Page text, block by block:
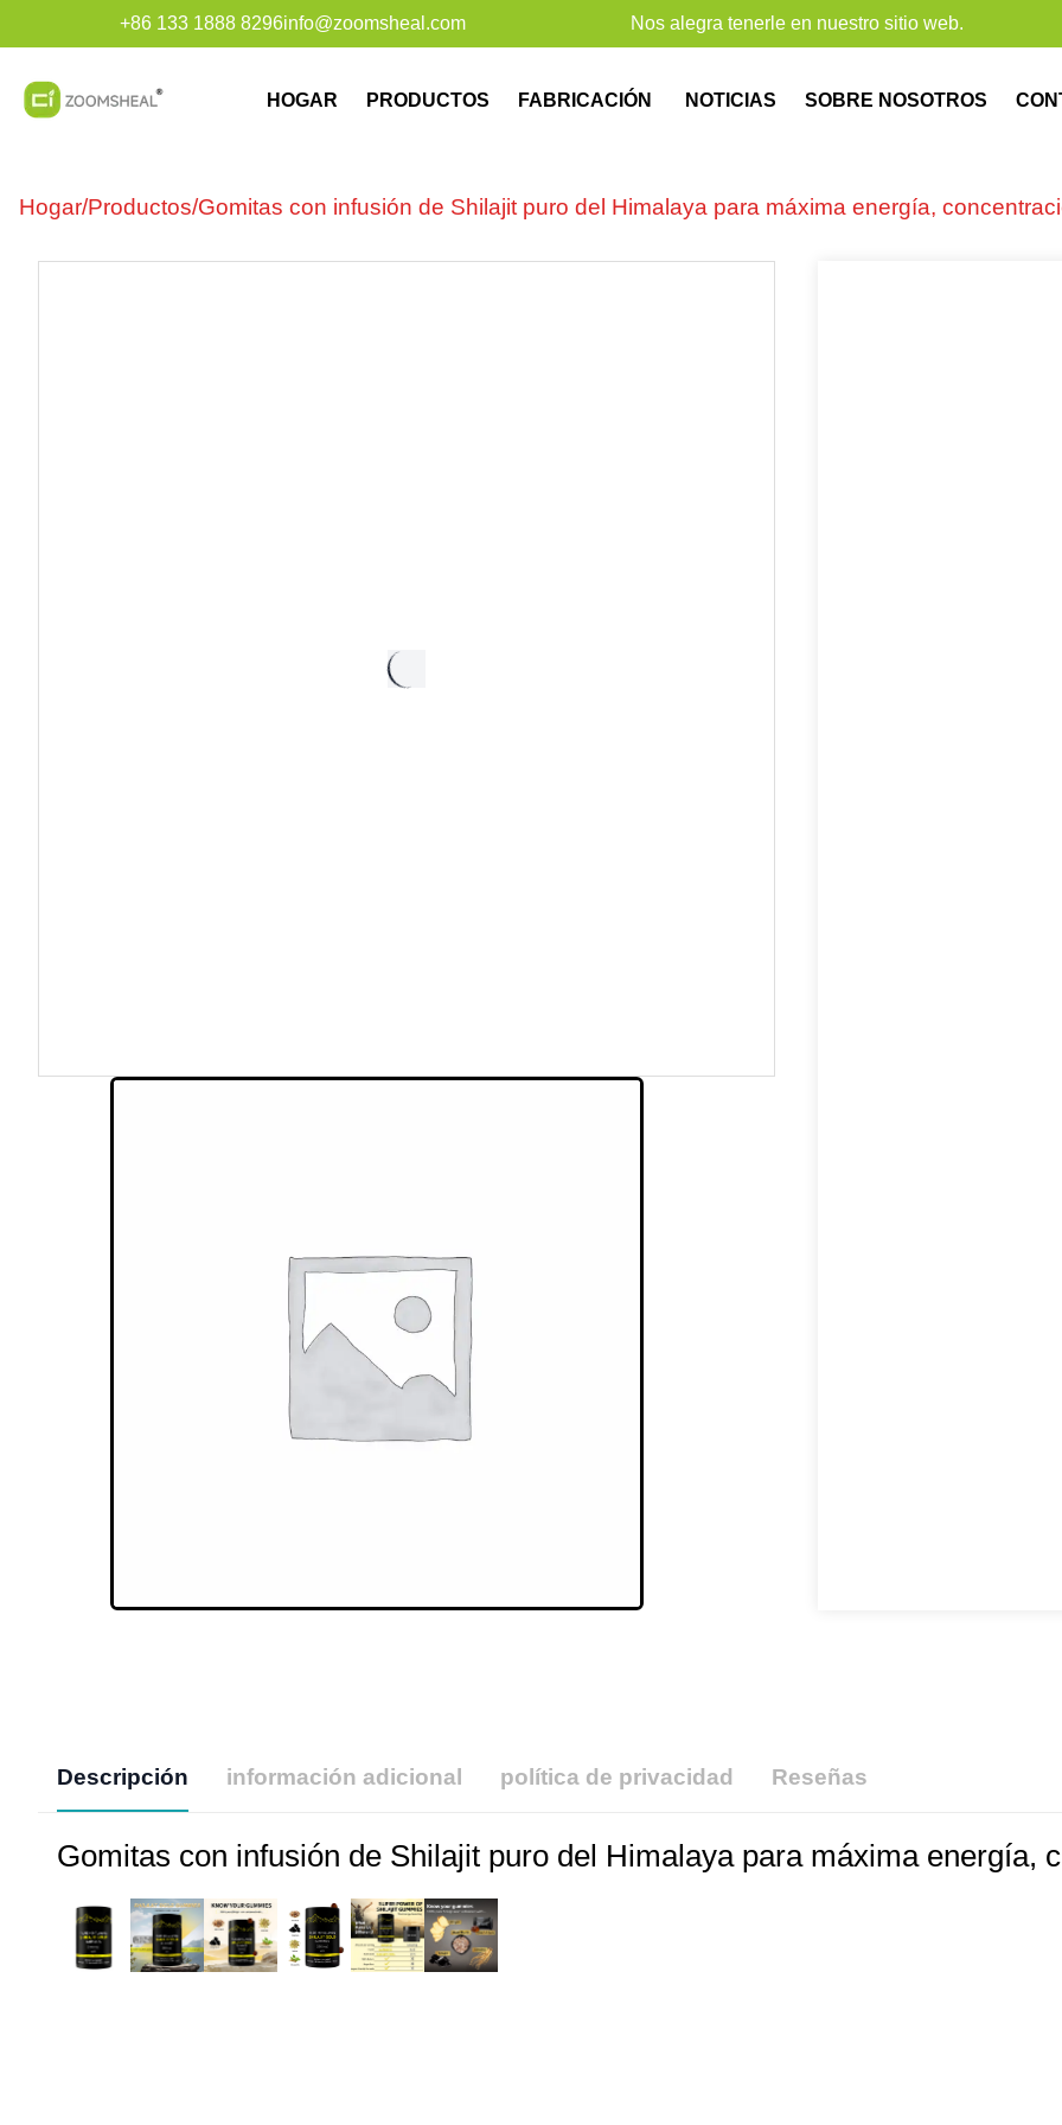
+86 133 1888 8296info@zoomsheal.com Nos alegra tenerle en nuestro sitio web.
HOGAR PRODUCTOS FABRICACIÓN NOTICIAS SOBRE NOSOTROS
Hogar/Productos/Gomitas con infusión de Shilajit puro del Himalaya para máxima energía,
Descripción información adicional política de privacidad Reseñas
Gomitas con infusión de Shilajit puro del Himalaya para máxima energía,